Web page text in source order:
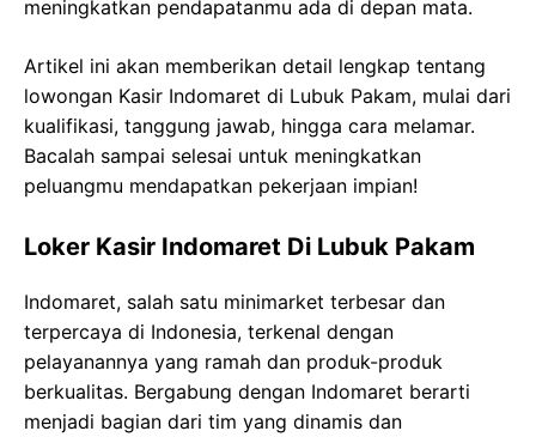
meningkatkan pendapatanmu ada di depan mata.
Artikel ini akan memberikan detail lengkap tentang
lowongan Kasir Indomaret di Lubuk Pakam, mulai dari
kualifikasi, tanggung jawab, hingga cara melamar.
Bacalah sampai selesai untuk meningkatkan
peluangmu mendapatkan pekerjaan impian!
Loker Kasir Indomaret Di Lubuk Pakam
Indomaret, salah satu minimarket terbesar dan
terpercaya di Indonesia, terkenal dengan
pelayanannya yang ramah dan produk-produk
berkualitas. Bergabung dengan Indomaret berarti
menjadi bagian dari tim yang dinamis dan